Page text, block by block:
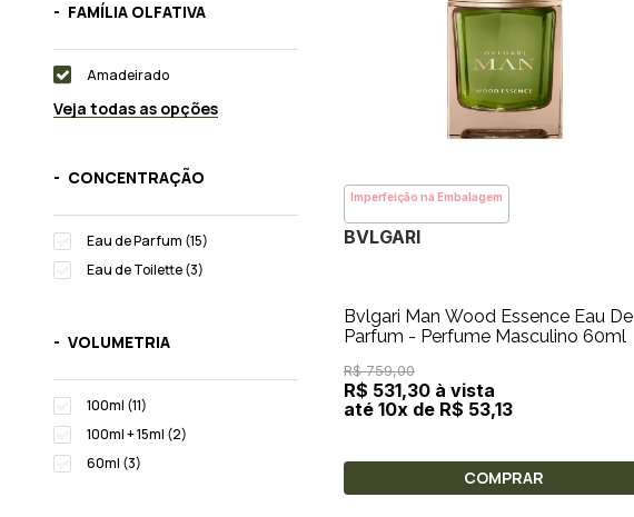
FAMÍLIA OLFATIVA
Amadeirado
Veja todas as opções
CONCENTRAÇÃO
Eau de Parfum (15)
Eau de Toilette (3)
VOLUMETRIA
100ml (11)
100ml + 15ml (2)
60ml (3)
Imperfeição na Embalagem
BVLGARI
Bvlgari Man Wood Essence Eau De
Parfum - Perfume Masculino 60ml
R$ 759,00
R$ 531,30 à vista
até 10x de R$ 53,13
COMPRAR